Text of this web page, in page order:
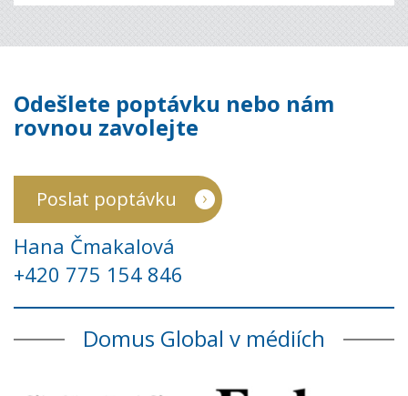
Odešlete poptávku nebo nám
rovnou zavolejte
Poslat poptávku
Hana Čmakalová
+420 775 154 846
Domus Global v médiích